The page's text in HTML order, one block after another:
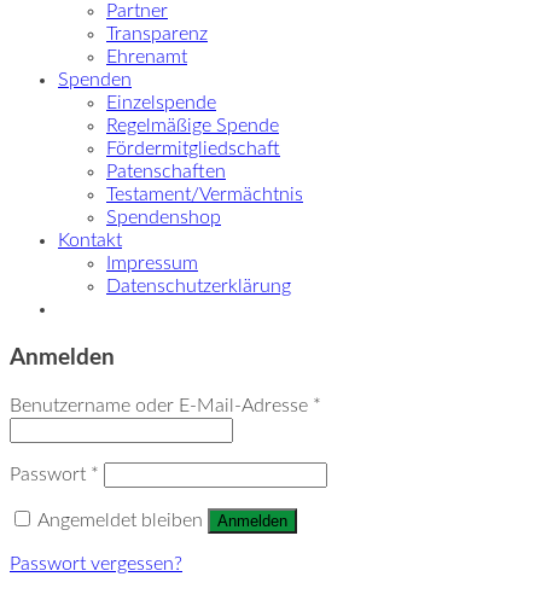
Partner
Transparenz
Ehrenamt
Spenden
Einzelspende
Regelmäßige Spende
Fördermitgliedschaft
Patenschaften
Testament/Vermächtnis
Spendenshop
Kontakt
Impressum
Datenschutzerklärung
Anmelden
Benutzername oder E-Mail-Adresse *
Passwort *
Angemeldet bleiben Anmelden
Passwort vergessen?